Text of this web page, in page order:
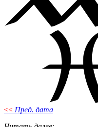
<< Пред. дата